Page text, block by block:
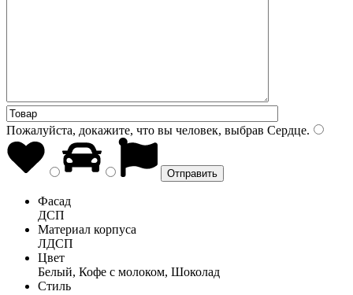
Пожалуйста, докажите, что вы человек, выбрав Сердце.
Фасад
ДСП
Материал корпуса
ЛДСП
Цвет
Белый, Кофе с молоком, Шоколад
Стиль